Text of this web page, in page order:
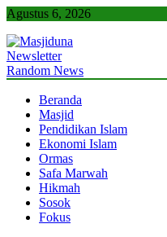
Skip
content
Agustus 6, 2026
Masjiduna
Referensi Berita Islam Indonesia
Newsletter
Random News
Beranda
Masjid
Pendidikan Islam
Ekonomi Islam
Ormas
Safa Marwah
Hikmah
Sosok
Fokus